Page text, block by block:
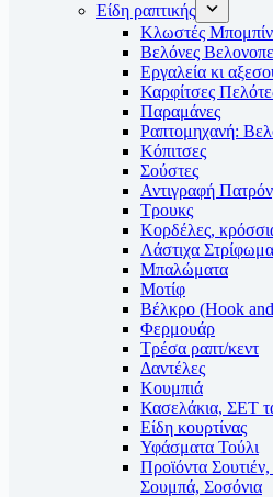
Είδη ραπτικής
Κλωστές
Βελόνες
Εργαλεία κι
Καρφίτσες
Παραμάνες
Ραπτομηχανή:
Κόπιτσες
Σούστες
Αντιγραφή
Τρουκς
Κορδέλες,
Λάστιχα
Μπαλώματα
Mοτίφ
Βέλκρο (Hook
Φερμουάρ
Τρέσα ραπτ/κεντ
Δαντέλες
Κουμπιά
Κασελάκια, ΣΕΤ
Είδη κουρτίνας
Υφάσματα Τούλι
Προϊόντα
Σουμπά, Σοσόνια